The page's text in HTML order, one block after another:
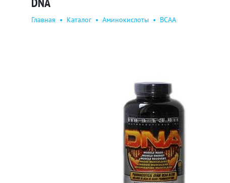
DNA
Главная • Каталог • Аминокислоты • BCAA